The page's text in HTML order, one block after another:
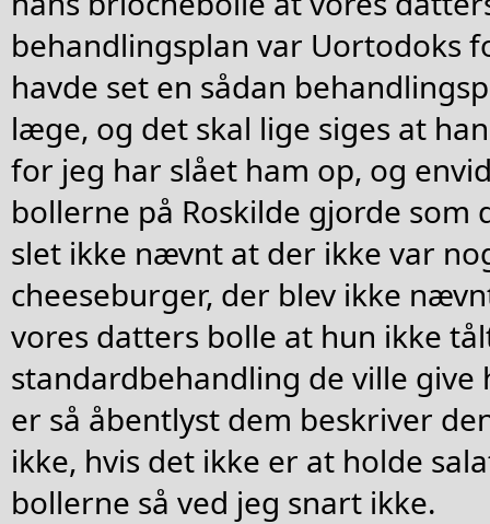
behandlingsplan var Uortodoks
havde set en sådan
læge, og det skal lige siges at
for jeg har slået ham op, og
bollerne på Roskilde gjorde som
slet ikke nævnt at der ikke var
cheeseburger, der blev ikke
vores datters bolle at hun ikke
standardbehandling de ville give
er så åbentlyst dem beskriver
ikke, hvis det ikke er at holde
bollerne så ved jeg snart ikke.